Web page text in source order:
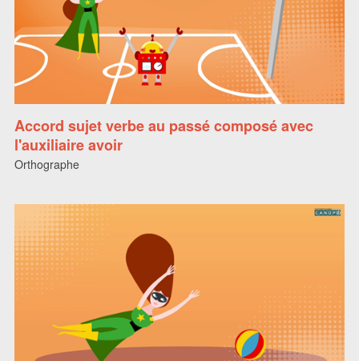
Accord sujet verbe au passé composé avec
l'auxiliaire avoir
Orthographe